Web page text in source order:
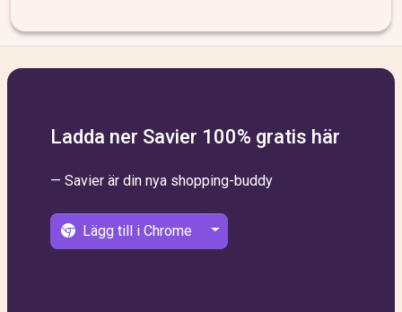
Ladda ner Savier 100% gratis här
— Savier är din nya shopping-buddy
Lägg till i Chrome